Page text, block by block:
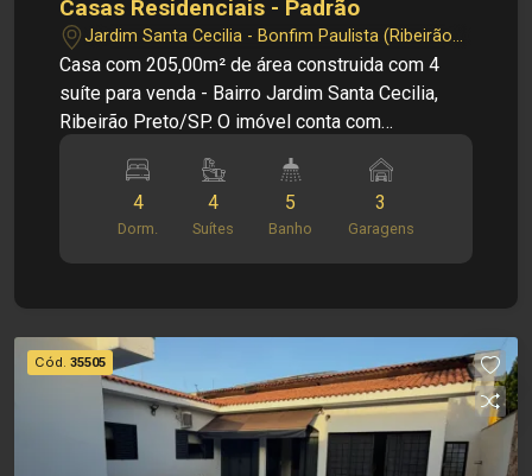
Casas Residenciais - Padrão
Jardim Santa Cecilia - Bonfim Paulista (Ribeirão
Preto)/SP
Casa com 205,00m² de área construida com 4
suíte para venda - Bairro Jardim Santa Cecilia,
Ribeirão Preto/SP. O imóvel conta com
aproveitamento dos espaços Principais
informações do imóvel: Sobrado da frente - Sala
- Cozinha - Lavanderia - 02 suítes - 01 lavabo -
01 vaga de veículo Casa dos fundos - Sala -
Dimensões: - Área terreno: 200,00m² - Área
construida: 205,00m² Localização privilegiada: -
Situado no Jardim Santa Cecilia, área tranquila e
residencial - Fácil acesso a supermercados,
restaurantes, escolas e comércios da cidade
4
Dorm.
4
Suítes
5
Banho
3
Garagens
Cód. 35505